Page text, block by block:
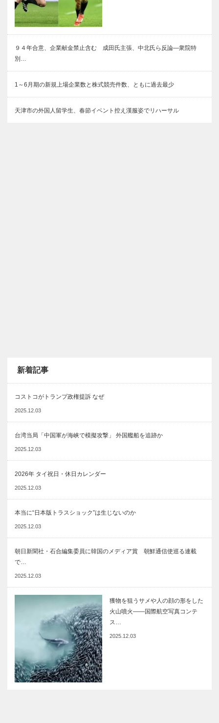
９４年合意、企業献金禁止含む 成田氏主張、中北氏ら反論―衆院特
別…
1～6月期の新規上場企業数と株式競売件数、ともに過去最少
天津市の外国人留学生、春節イベント控え漢服姿でリハーサル
新着記事
コストコがトランプ政権提訴 なぜ
2025.12.03
台湾当局「中国軍が海峡で模擬攻撃」 外国艦船を追跡か
2025.12.03
2026年 タイ祝日・休日カレンダー
2025.12.03
本当に“日本版トラスショック”は生じないのか
2025.12.03
朝日新聞社・石合編集委員に韓国のメディア賞 朝鮮通信使巡る連載
で…
2025.12.03
獲物を狙うサメや人の顔の形をした
火山噴火――国際航空写真コンテ
ス…
2025.12.03